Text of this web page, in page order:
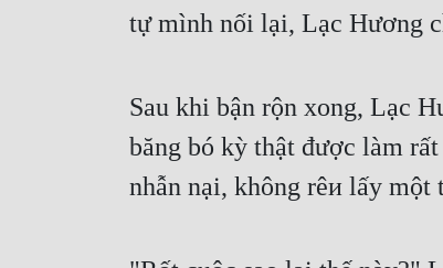
tự mình nối lại, Lạc Hương
Sau khi bận rộn xong, Lạc
băng bó kỳ thật được làm
nhẫn nại, không rêи lấy một